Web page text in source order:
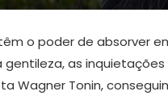
o poder de absorver
gentileza, as inquietações
Wagner Tonin,